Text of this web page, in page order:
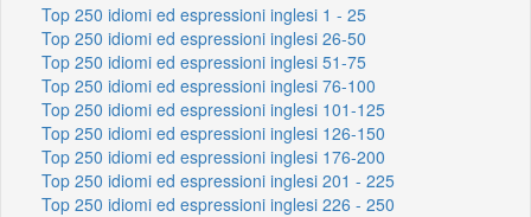
Top 250 idiomi ed espressioni inglesi 1 - 25
Top 250 idiomi ed espressioni inglesi 26-50
Top 250 idiomi ed espressioni inglesi 51-75
Top 250 idiomi ed espressioni inglesi 76-100
Top 250 idiomi ed espressioni inglesi 101-125
Top 250 idiomi ed espressioni inglesi 126-150
Top 250 idiomi ed espressioni inglesi 176-200
Top 250 idiomi ed espressioni inglesi 201 - 225
Top 250 idiomi ed espressioni inglesi 226 - 250